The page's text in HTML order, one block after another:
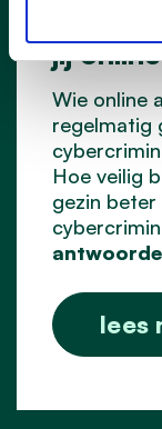
jij
Wie online
regelmatig
Hoe veilig
gezin beter
lees